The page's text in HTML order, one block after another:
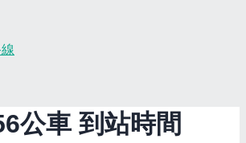
公車 到站時間